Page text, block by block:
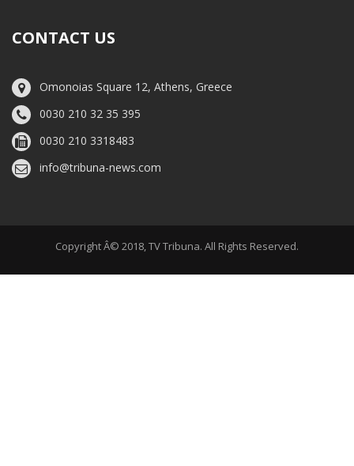
CONTACT US
Omonoias Square 12, Athens, Greece
0030 210 32 35 395
0030 210 3318483
info@tribuna-news.com
Copyright Â© 2018, TV Tribuna. All Rights Reserved.